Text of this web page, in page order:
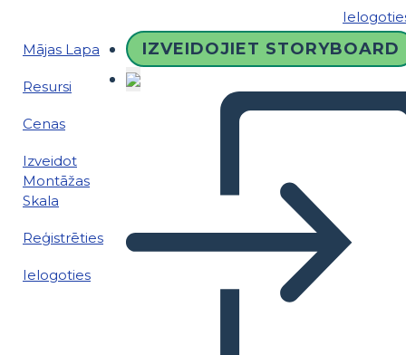
Mājas Lapa
Resursi
Cenas
Izveidot
Montāžas
Skala
Reģistrēties
Ielogoties
IZVEIDOJIET STORYBOARD